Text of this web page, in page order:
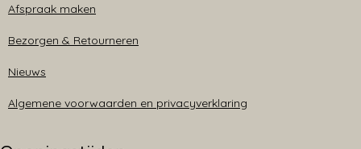
Afspraak maken
Bezorgen & Retourneren
Nieuws
Algemene voorwaarden en privacyverklaring